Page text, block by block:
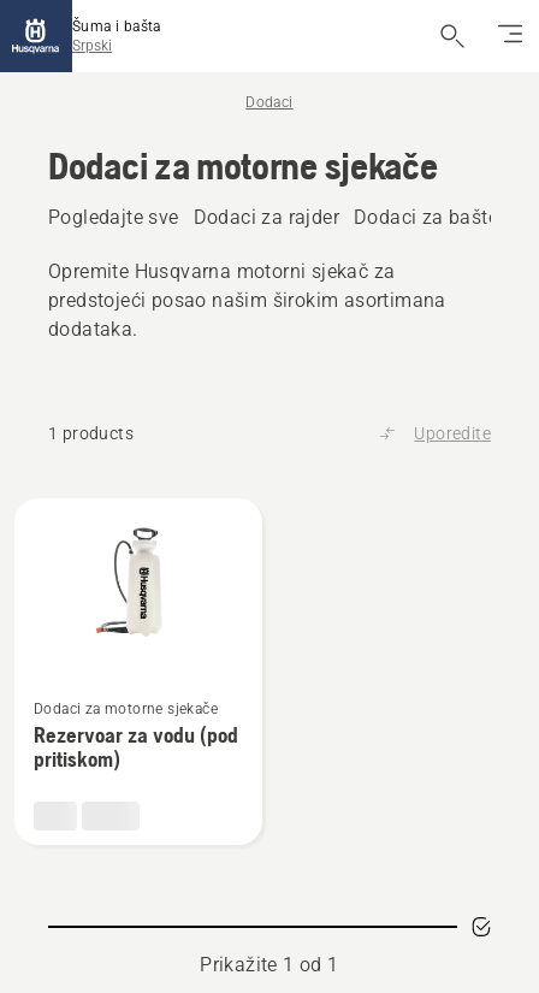
Šuma i bašta
Srpski
Dodaci
Dodaci za motorne sjekače
Pogledajte sve Dodaci za rajder Dodaci za
Opremite Husqvarna motorni sjekač za
predstojeći posao našim širokim asortimana
dodataka.
1 products Uporedite
više
detalja
Dodaci za motorne sjekače
Rezervoar za vodu (pod
pritiskom)
Prikažite 1 od 1